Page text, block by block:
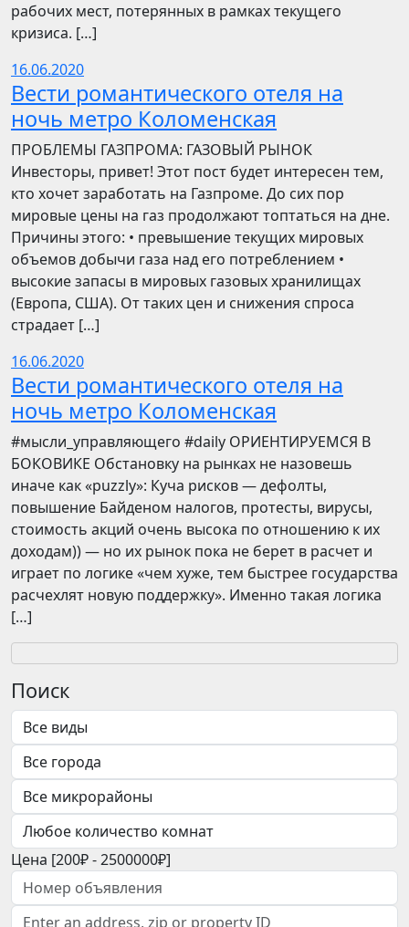
рабочих мест, потерянных в рамках текущего
кризиса. […]
16.06.2020
Вести романтического отеля на
ночь метро Коломенская
ПРОБЛЕМЫ ГАЗПРОМА: ГАЗОВЫЙ РЫНОК
Инвесторы, привет! Этот пост будет интересен тем,
кто хочет заработать на Газпроме. До сих пор
мировые цены на газ продолжают топтаться на дне.
Причины этого: • превышение текущих мировых
объемов добычи газа над его потреблением •
высокие запасы в мировых газовых хранилищах
(Европа, США). От таких цен и снижения спроса
страдает […]
16.06.2020
Вести романтического отеля на
ночь метро Коломенская
​​#мысли_управляющего #daily ОРИЕНТИРУЕМСЯ В
БОКОВИКЕ Обстановку на рынках не назовешь
иначе как «puzzly»: Куча рисков — дефолты,
повышение Байденом налогов, протесты, вирусы,
стоимость акций очень высока по отношению к их
доходам)) — но их рынок пока не берет в расчет и
играет по логике «чем хуже, тем быстрее государства
расчехлят новую поддержку». Именно такая логика
[…]
Поиск
Цена [200₽-2500000₽]